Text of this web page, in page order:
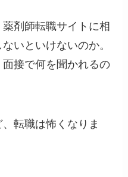
剤師転職サイトに相
いといけないのか。
接で何を聞かれるの
転職は怖くなりま